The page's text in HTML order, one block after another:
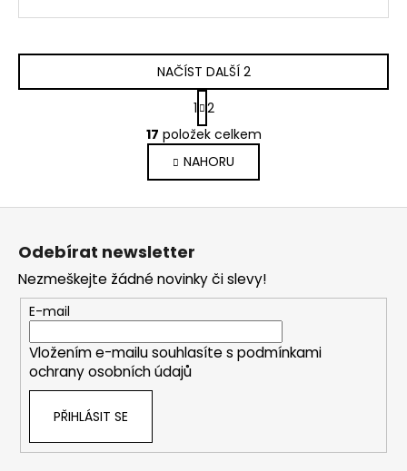
O
v
l
á
d
p
r
v
k
y
NAČÍST DALŠÍ 2
S
t
r
á
n
k
1 2
17 položek celkem
NAHORU
Z
Odebírat newsletter
Nezmeškejte žádné novinky či slevy!
E-mail
Vložením e-mailu souhlasíte s podmínkami
ochrany osobních údajů
PŘIHLÁSIT SE